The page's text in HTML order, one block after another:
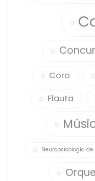
Coro
Flauta
Neuropsicología